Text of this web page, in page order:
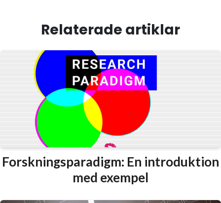
Relaterade artiklar
Forskningsparadigm: En introduktion
med exempel